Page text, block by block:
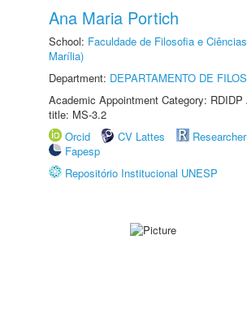
Ana Maria Portich
School: Faculdade de Filosofia e
Marília)
Department: DEPARTAMENTO DE
Academic Appointment Category: RDIDP
title: MS-3.2
Orcid
CV Lattes
Fapesp
Repositório Institucional UNESP